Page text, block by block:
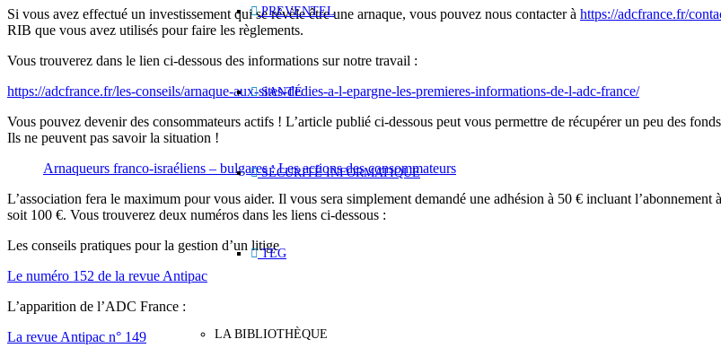
PREVENTEL
SANTÉ
SÉCURITÉ INFORMATIQUE
TEG
LA BIBLIOTHÈQUE
Si vous avez effectué un investissement qui se révèle être une arnaque, vous pouvez nous contacter à https://adcfrance.fr/
RIB que vous avez utilisés pour faire les règlements.
Vous trouverez dans le lien ci-dessous des informations sur notre travail :
https://adcfrance.fr/les-conseils/arnaque-aux-sites-dedies-a-l-epargne-les-premieres-informations-de-l-adc-france/
Vous pouvez devenir des consommateurs actifs ! L’article publié ci-dessous peut vous permettre de récupérer un peu des
Ils ne peuvent pas savoir la situation !
Arnaqueurs franco-israéliens – bulgares : Les actions des consommateurs
L’association fera le maximum pour vous aider. Il vous sera simplement demandé une adhésion à 50 € incluant
soit 100 €. Vous trouverez deux numéros dans les liens ci-dessous :
Les conseils pratiques pour la gestion d’un litige
Le numéro 152 de la revue Antipac
L’apparition de l’ADC France :
La revue Antipac n° 149